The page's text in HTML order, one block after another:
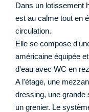
Dans un lotissement
est au calme tout en
circulation.
Elle se compose
américaine équipée
d'eau avec WC en
A l'étage, une
dressing, une grande
un grenier. Le